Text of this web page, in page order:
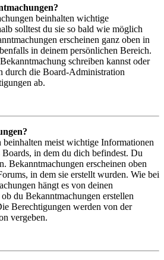
beinhalten wichtige
solltest du sie so bald wie möglich
erscheinen ganz oben in
in deinem persönlichen Bereich.
schreiben kannst oder
durch die Board-Administration
ab.
beinhalten meist wichtige Informationen
Boards, in dem du dich befindest. Du
Bekanntmachungen erscheinen oben
in dem sie erstellt wurden. Wie bei
hängt es von deinen
du Bekanntmachungen erstellen
Berechtigungen werden von der
vergeben.